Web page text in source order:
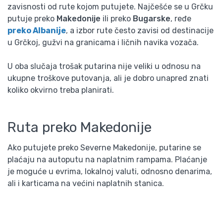
zavisnosti od rute kojom putujete. Najčešće se u Grčku
putuje preko Makedonije ili preko Bugarske, ređe
preko Albanije, a izbor rute često zavisi od destinacije
u Grčkoj, gužvi na granicama i ličnih navika vozača.
U oba slučaja trošak putarina nije veliki u odnosu na
ukupne troškove putovanja, ali je dobro unapred znati
koliko okvirno treba planirati.
Ruta preko Makedonije
Ako putujete preko Severne Makedonije, putarine se
plaćaju na autoputu na naplatnim rampama. Plaćanje
je moguće u evrima, lokalnoj valuti, odnosno denarima,
ali i karticama na većini naplatnih stanica.